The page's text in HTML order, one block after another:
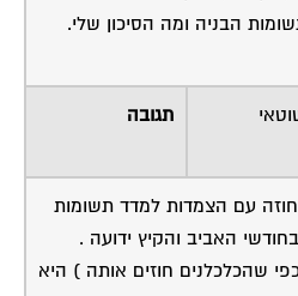
תגובה
עם הצמדות למדד תשומות
האביב והקיץ ידועה .
שהכלכלנים חוזים אותה ) היא
הבניה .